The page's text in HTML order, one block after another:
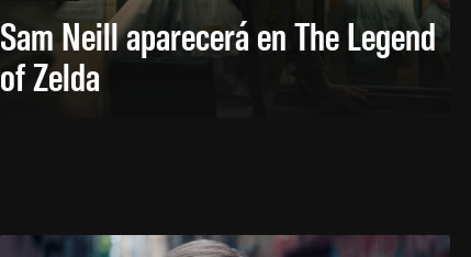
Sam Neill aparecerá en The Legend
of Zelda